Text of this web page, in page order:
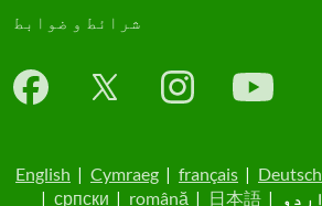
شرائط و ضوابط
English | Cymraeg | français | Deutsch
| српски | română | 日本語 | اردو